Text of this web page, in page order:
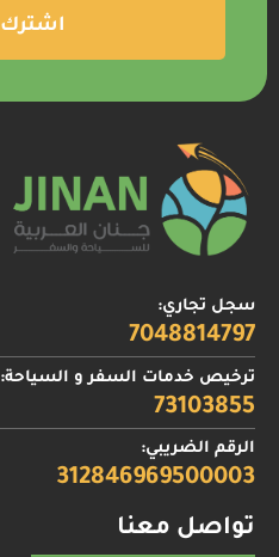
سجل تجاري:
7048814797
ترخيص خدمات السفر و السياحة:
73103855
الرقم الضريبي:
312846969500003
تواصل معنا